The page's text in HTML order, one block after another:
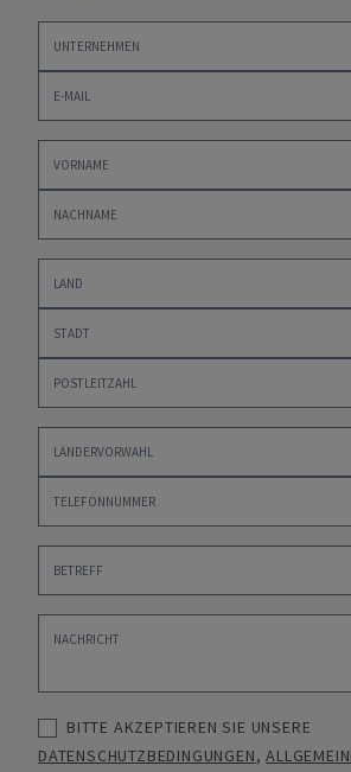
BITTE AKZEPTIEREN SIE UNSERE
DATENSCHUTZBEDINGUNGEN,